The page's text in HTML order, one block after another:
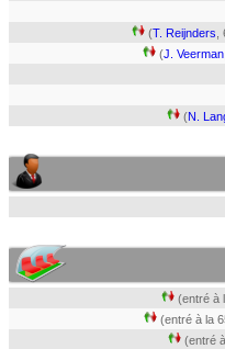
(T. Reijnders
(J. Veerman
(N.
(entré à
(entré à la
(entré